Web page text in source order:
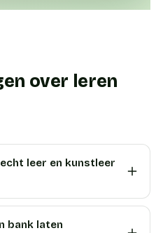
over leren
leer en kunstleer
bank laten